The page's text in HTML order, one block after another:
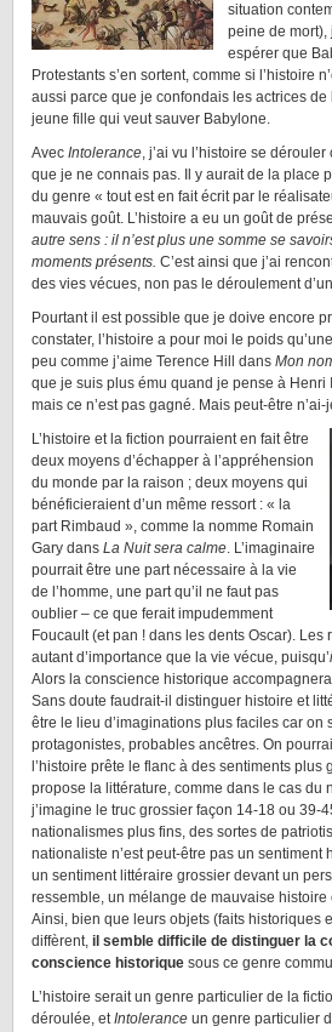
situation
peine de mort),
espérer que
Protestants s’en sortent, comme si l’histoire
aussi parce que je confondais les actrices
jeune fille qui veut sauver Babylone.
Avec Intolerance, j’ai vu l’histoire se
que je ne connais pas. Il y aurait de la place
du genre « tout est en fait écrit par le
mauvais goût. L’histoire a eu un goût de
autre sens : il n’est plus une somme se
moments présents. C’est ainsi que j’ai
des vies vécues, non pas le déroulement
Pourtant il est possible que je doive encore
constater, l’histoire a pour moi le poids
peu comme j’aime Terence Hill dans Mon
que je suis plus ému quand je pense à Henri
mais ce n’est pas gagné. Mais peut-être
L’histoire et la fiction pourraient en fait être
deux moyens d’échapper à l’appréhension
du monde par la raison ; deux moyens qui
bénéficieraient d’un même ressort : « la
part Rimbaud », comme la nomme Romain
Gary dans La Nuit sera calme. L’imaginaire
pourrait être une part nécessaire à la vie
de l’homme, une part qu’il ne faut pas
oublier – ce que ferait impudemment
Foucault (et pan ! dans les dents Oscar). Les
autant d’importance que la vie vécue, puisqu’
Alors la conscience historique
Sans doute faudrait-il distinguer histoire et
être le lieu d’imaginations plus faciles car on
protagonistes, probables ancêtres. On
l’histoire prête le flanc à des sentiments plus
propose la littérature, comme dans le cas du
j’imagine le truc grossier façon 14-18 ou 39-
nationalismes plus fins, des sortes de
nationaliste n’est peut-être pas un sentiment
un sentiment littéraire grossier devant un
ressemble, un mélange de mauvaise
Ainsi, bien que leurs objets (faits historiques
diffèrent, il semble difficile de distinguer la
conscience historique sous ce genre
L’histoire serait un genre particulier de la
déroulée, etIntolerance un genre particulier